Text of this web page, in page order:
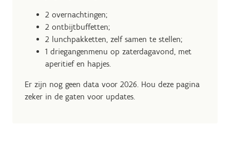
2 overnachtingen;
2 ontbijtbuffetten;
2 lunchpakketten, zelf samen te stellen;
1 driegangenmenu op zaterdagavond, met
aperitief en hapjes.
Er zijn nog geen data voor 2026. Hou deze pagina
zeker in de gaten voor updates.